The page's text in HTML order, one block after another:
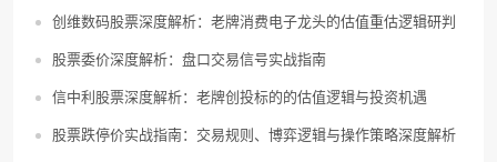
创维数码股票深度解析：老牌消费电子龙头的估值重估逻辑研判
股票委价深度解析：盘口交易信号实战指南
信中利股票深度解析：老牌创投标的的估值逻辑与投资机遇
股票跌停价实战指南：交易规则、博弈逻辑与操作策略深度解析